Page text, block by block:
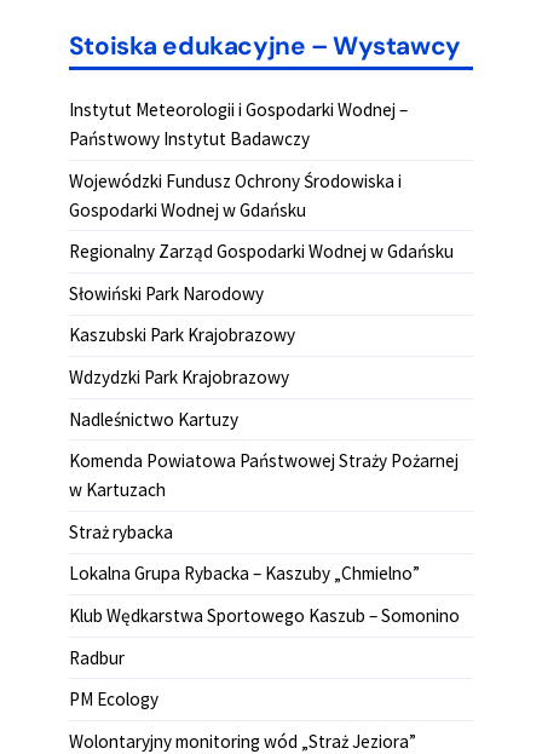
Stoiska edukacyjne – Wystawcy
Instytut Meteorologii i Gospodarki Wodnej –
Państwowy Instytut Badawczy
Wojewódzki Fundusz Ochrony Środowiska i
Gospodarki Wodnej w Gdańsku
Regionalny Zarząd Gospodarki Wodnej w Gdańsku
Słowiński Park Narodowy
Kaszubski Park Krajobrazowy
Wdzydzki Park Krajobrazowy
Nadleśnictwo Kartuzy
Komenda Powiatowa Państwowej Straży Pożarnej
w Kartuzach
Straż rybacka
Lokalna Grupa Rybacka – Kaszuby „Chmielno”
Klub Wędkarstwa Sportowego Kaszub – Somonino
Radbur
PM Ecology
Wolontaryjny monitoring wód „Straż Jeziora”